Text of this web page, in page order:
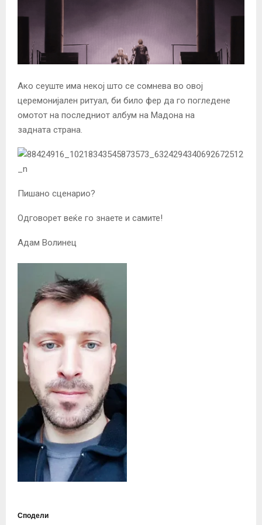
Ако сеуште има некој што се сомнева во овој
церемонијален ритуал, би било фер да го погледене
омотот на последниот албум на Мадона на
задната страна.
Пишано сценарио?
Одговорет веќе го знаете и самите!
Адам Волинец
Сподели